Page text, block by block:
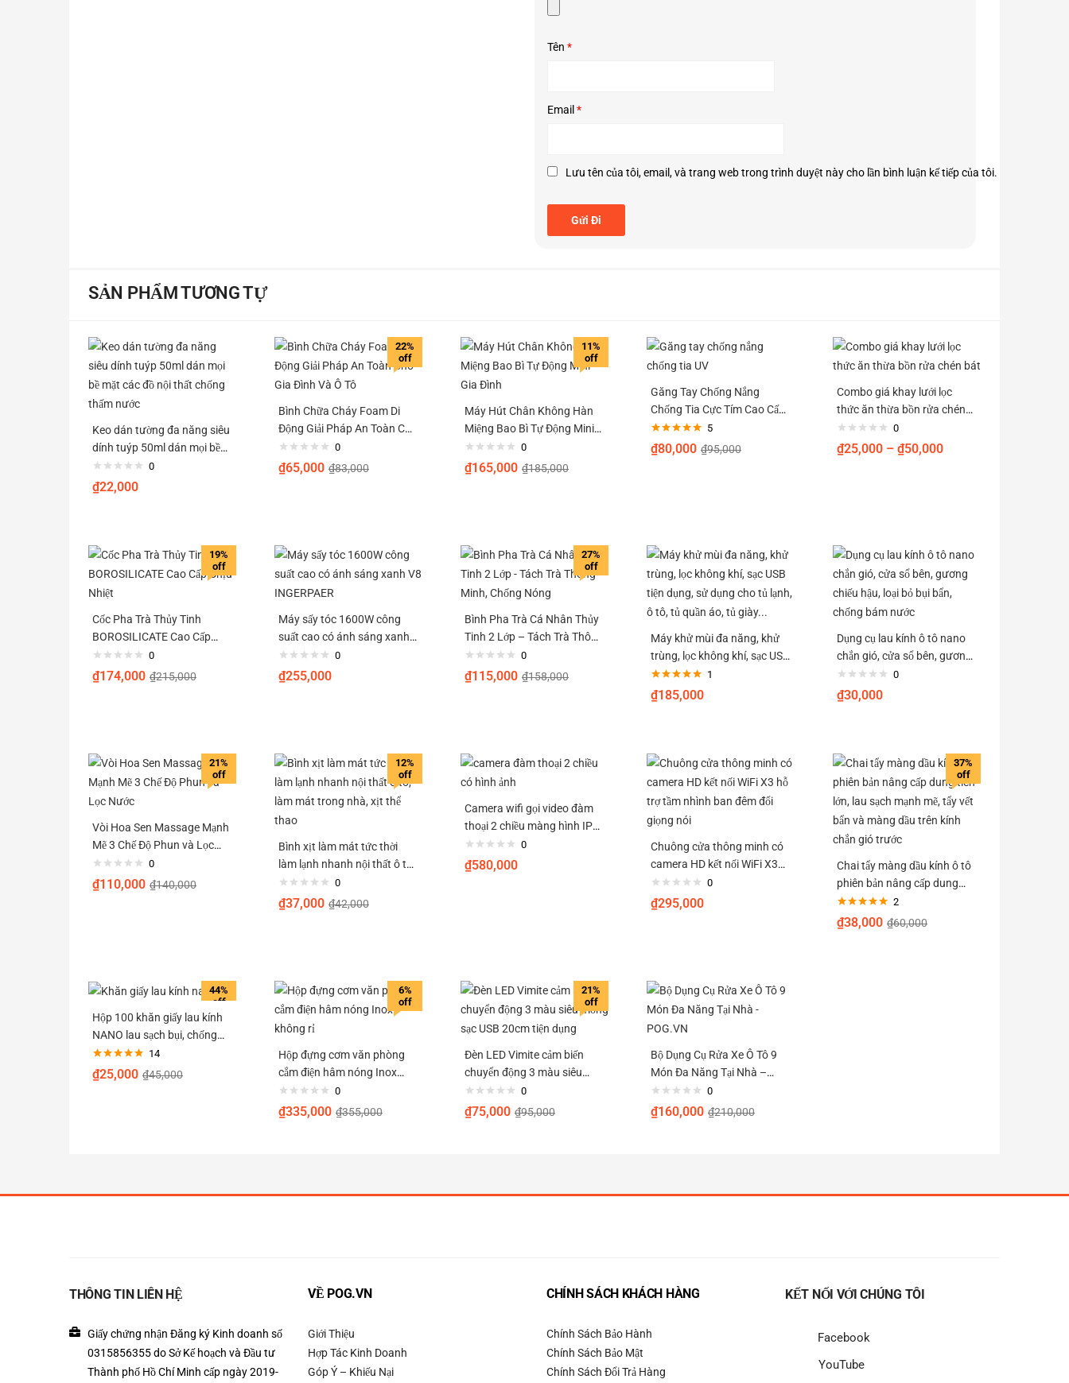
Tên *
Email *
Lưu tên của tôi, email, và trang web trong trình duyệt này cho lần bình luận kế tiếp của tôi.
SẢN PHẨM TƯƠNG TỰ
Keo dán tường đa năng siêu
dính tuýp 50ml dán mọi bề
mặt các đồ nội thất chống
thấm nước
0
₫22,000
22%
off
Bình Chữa Cháy Foam Di
Động Giải Pháp An Toàn Cho
Gia Đình Và Ô Tô
0
₫65,000 ₫83,000
11%
off
Máy Hút Chân Không Hàn
Miệng Bao Bì Tự Động Mini
Gia Đình
0
₫165,000 ₫185,000
Găng Tay Chống Nắng
Chống Tia Cực Tím Cao Cấp
Chuẩn UPF50+
Được xếp
hạng5.005
5
₫80,000 ₫95,000
Combo giá khay lưới lọc
thức ăn thừa bồn rửa chén
bát
0
₫25,000 – ₫50,000
19%
off
Cốc Pha Trà Thủy Tinh
BOROSILICATE Cao Cấp
Chịu Nhiệt 0
₫174,000 ₫215,000
Máy sấy tóc 1600W công
suất cao có ánh sáng xanh
V8 INGERPAER
0
₫255,000
27%
off
Bình Pha Trà Cá Nhân Thủy
Tinh 2 Lớp – Tách Trà Thông
Minh, Chống Nóng
0
₫115,000 ₫158,000
Máy khử mùi đa năng, khử
trùng, lọc không khí, sạc USB
tiện dụng, sử dụng cho tủ
lạnh, ô tô, tủ quần áo, tủ
Được xếp
hạng5.005
1
₫185,000
Dụng cụ lau kính ô tô nano
chắn gió, cửa sổ bên, gương
chiếu hậu, loại bỏ bụi bẩn,
chống bám nước
0
₫30,000
21%
off
Vòi Hoa Sen Massage Mạnh
Mẽ 3 Chế Độ Phun và Lọc
Nước
0
₫110,000 ₫140,000
12%
off
Bình xịt làm mát tức thời
làm lạnh nhanh nội thất ô tô,
làm mát trong nhà, xịt thể
thao
0
₫37,000 ₫42,000
Camera wifi gọi video đàm
thoại 2 chiều màng hình IPS
2.8 inch xoay 360° cảnh báo
chống trộm theo dõi chuyển
0
₫580,000
Chuông cửa thông minh có
camera HD kết nối WiFi X3
hỗ trợ tầm nhình ban đêm
đổi giọng nói
0
₫295,000
37%
off
Chai tẩy màng dầu kính ô tô
phiên bản nâng cấp dung
tích lớn, lau sạch mạnh mẽ,
tẩy vết bẩn và màng dầu trên
Được xếp
hạng5.005
2
₫38,000 ₫60,000
44%
off
Hộp 100 khăn giấy lau kính
NANO lau sạch bụi, chống
bám bẩn, chống nhờn trên
bề mặt kính, chống bám hơi
Được xếp
hạng5.005
14
₫25,000 ₫45,000
6%
off
Hộp đựng cơm văn phòng
cắm điện hâm nóng Inox
không rỉ
0
₫335,000 ₫355,000
21%
off
Đèn LED Vimite cảm biến
chuyển động 3 màu siêu
mỏng sạc USB 20cm tiện
dụng
0
₫75,000 ₫95,000
Bộ Dụng Cụ Rửa Xe Ô Tô 9
Món Đa Năng Tại Nhà –
POG.VN
0
₫160,000 ₫210,000
THÔNG TIN LIÊN HỆ
Giấy chứng nhận Đăng ký Kinh doanh số
0315856355 do Sở Kế hoạch và Đầu tư
Thành phố Hồ Chí Minh cấp ngày 2019-
VỀ POG.VN
Giới Thiệu
Hợp Tác Kinh Doanh
Góp Ý – Khiếu Nại
CHÍNH SÁCH KHÁCH HÀNG
Chính Sách Bảo Hành
Chính Sách Bảo Mật
Chính Sách Đổi Trả Hàng
KẾT NỐI VỚI CHÚNG TÔI
Facebook
YouTube